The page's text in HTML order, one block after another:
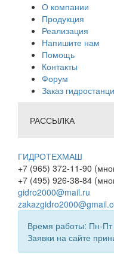
О компании
Продукция
Реализация
Напишите нам
Помощь
Контакты
Форум
Заказ
РАССЫЛКА
ГИДРОТЕХМАШ
+7 (965) 372-11-90
+7 (495) 926-38-84
gidro2000@mail.ru
Время работы: Пн-
Заявки на сайте